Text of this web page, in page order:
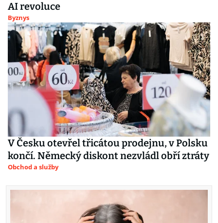
AI revoluce
Byznys
V Česku otevřel třicátou prodejnu, v Polsku
končí. Německý diskont nezvládl obří ztráty
Obchod a služby